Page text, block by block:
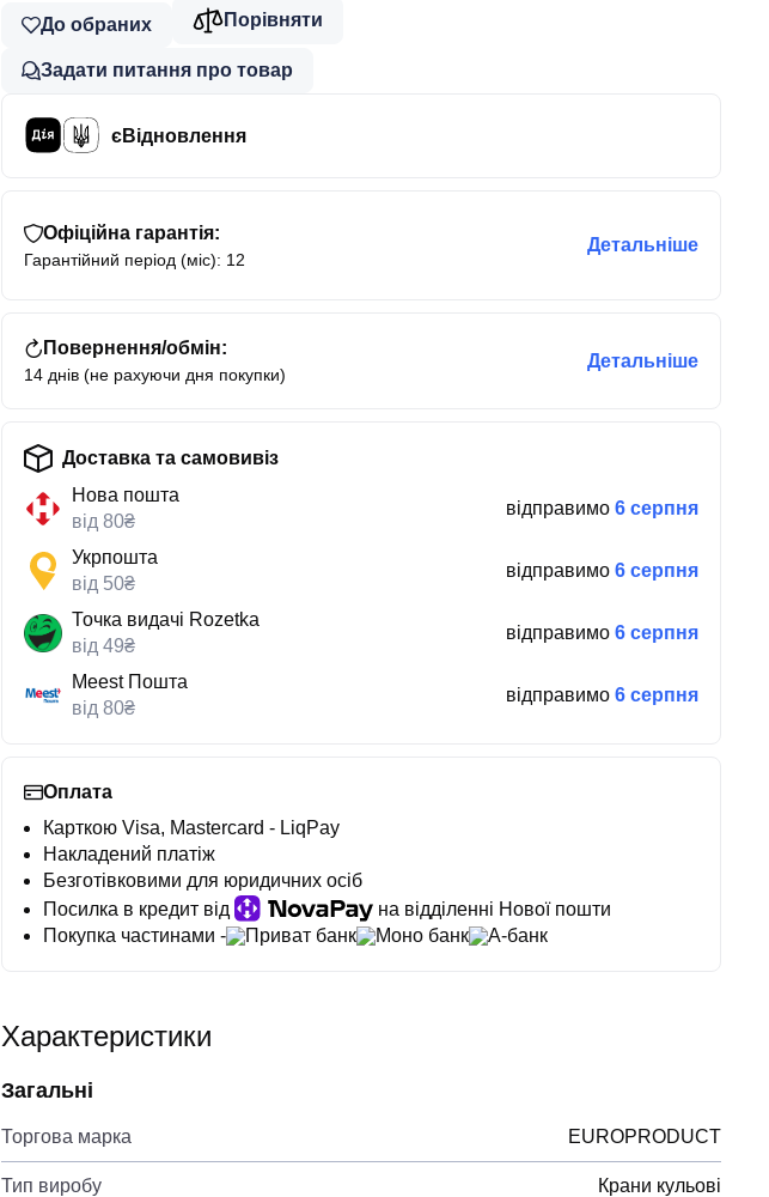
До обраних Порівняти
Задати питання про товар
єВідновлення
Офіційна гарантія:
Гарантійний період (міс): 12
Детальніше
Повернення/обмін:
14 днів (не рахуючи дня покупки)
Детальніше
Доставка та самовивіз
Нова пошта
від 80₴
відправимо 6 серпня
Укрпошта
від 50₴
відправимо 6 серпня
Точка видачі Rozetka
від 49₴
відправимо 6 серпня
Meest Пошта
від 80₴
відправимо 6 серпня
Оплата
Карткою Visa, Mastercard - LiqPay
Накладений платіж
Безготівковими для юридичних осіб
Посилка в кредит від
на відділенні Нової пошти
Покупка частинами -
Приват банк Моно банк А-банк
Характеристики
Загальні
Торгова марка EUROPRODUCT
Тип виробу Крани кульові